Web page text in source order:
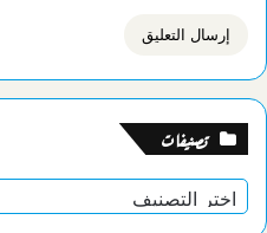
تصنيفات
تصنيفات